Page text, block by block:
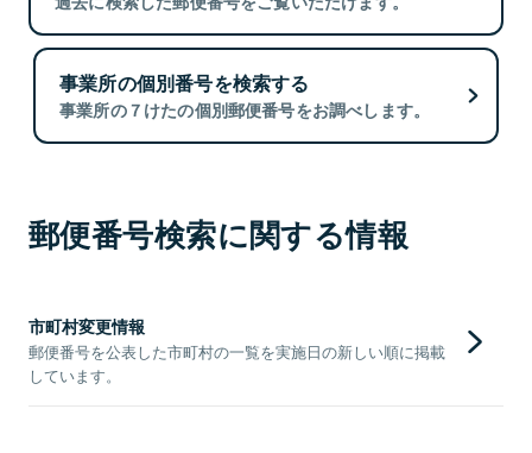
事業所の個別番号を検索する
事業所の７けたの個別郵便番号をお調べします。
郵便番号検索に関する情報
市町村変更情報
郵便番号を公表した市町村の一覧を実施日の新しい順に掲載
しています。